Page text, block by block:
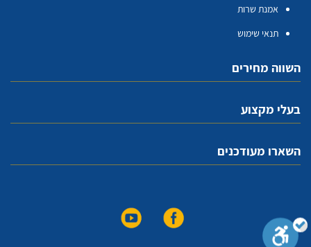
אמנת שרות
תנאי שימוש
השווה מחירים
בעלי מקצוע
השארו מעודכנים